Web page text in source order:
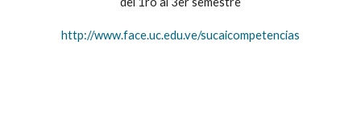
http://www.face.uc.edu.ve/sucaicompetencias